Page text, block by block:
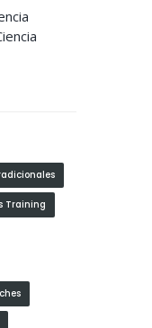
Training